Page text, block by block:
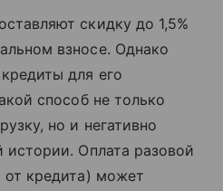
скидку до 1,5%
взносе. Однако
для его
способ не только
но и негативно
истории. Оплата разовой
от кредита) может